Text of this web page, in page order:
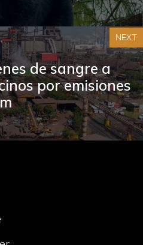
NEXT
de sangre a
por emisiones